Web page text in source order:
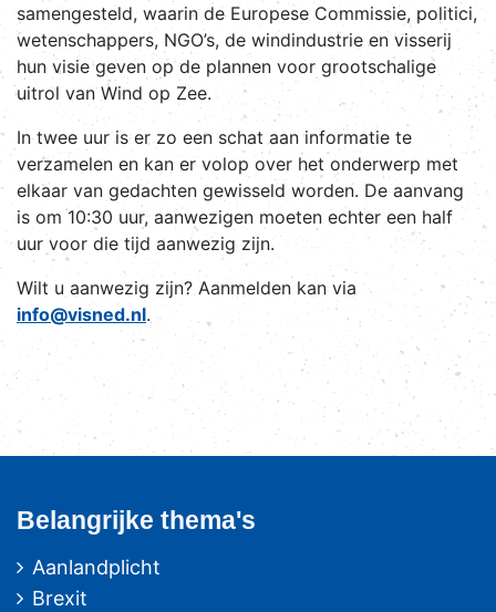
samengesteld, waarin de Europese Commissie, politici,
wetenschappers, NGO’s, de windindustrie en visserij
hun visie geven op de plannen voor grootschalige
uitrol van Wind op Zee.
In twee uur is er zo een schat aan informatie te
verzamelen en kan er volop over het onderwerp met
elkaar van gedachten gewisseld worden. De aanvang
is om 10:30 uur, aanwezigen moeten echter een half
uur voor die tijd aanwezig zijn.
Wilt u aanwezig zijn? Aanmelden kan via
info@visned.nl.
Belangrijke thema's
Aanlandplicht
Brexit